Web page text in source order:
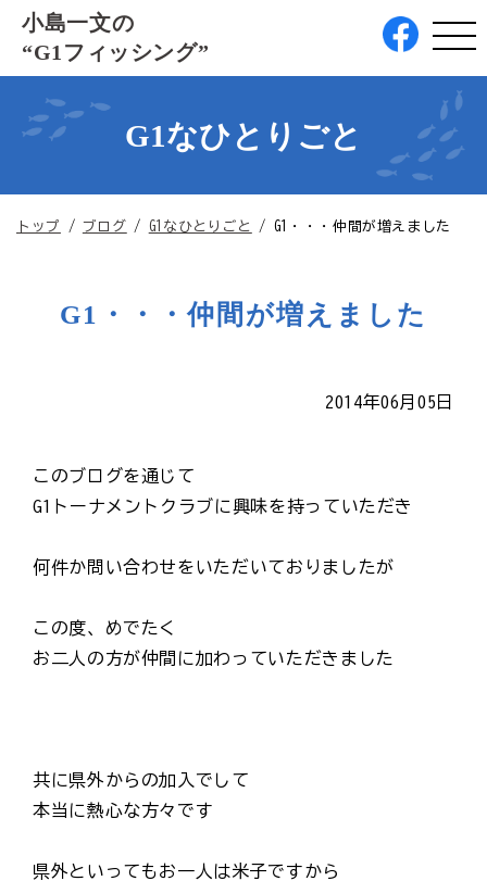
このページの本文へ
小島一文の
“G1フィッシング”
G1なひとりごと
現
トップ / ブログ / G1なひとりごと / G1・・・仲間が増えました
G1・・・仲間が増えました
2014年06月05日
このブログを通じて
G1トーナメントクラブに興味を持っていただき
何件か問い合わせをいただいておりましたが
この度、めでたく
お二人の方が仲間に加わっていただきました
共に県外からの加入でして
本当に熱心な方々です
県外といってもお一人は米子ですから